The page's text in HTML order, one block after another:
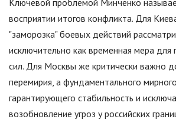
Ключевой проблемой Минченко
восприятии итогов конфликта. Для
"заморозка"боевых действий
исключительно как временная мера для
сил. Для Москвы же критически важно
перемирия, а фундаментального
гарантирующего стабильность и
возобновление угроз у российских